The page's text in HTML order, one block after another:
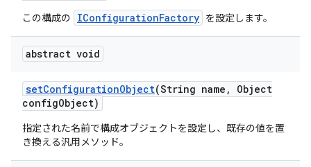
この構成の IConfigurationFactory を設定します。
abstract void
setConfigurationObject(String name ,
Object
configObject)
指定された名前で構成オブジェクトを設定し、既存の値を置
き換える汎用メソッド。